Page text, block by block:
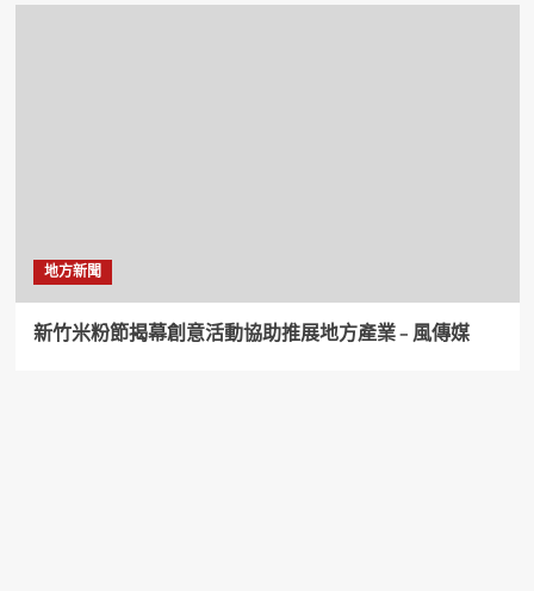
地方新聞
新竹米粉節揭幕創意活動協助推展地方產業 – 風傳媒